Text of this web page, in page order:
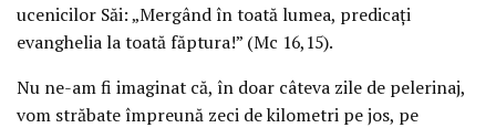
ucenicilor Săi: „Mergând în toată lumea, predicați
evanghelia la toată făptura!” (Mc 16,15).
Nu ne-am fi imaginat că, în doar câteva zile de pelerinaj,
vom străbate împreună zeci de kilometri pe jos, pe